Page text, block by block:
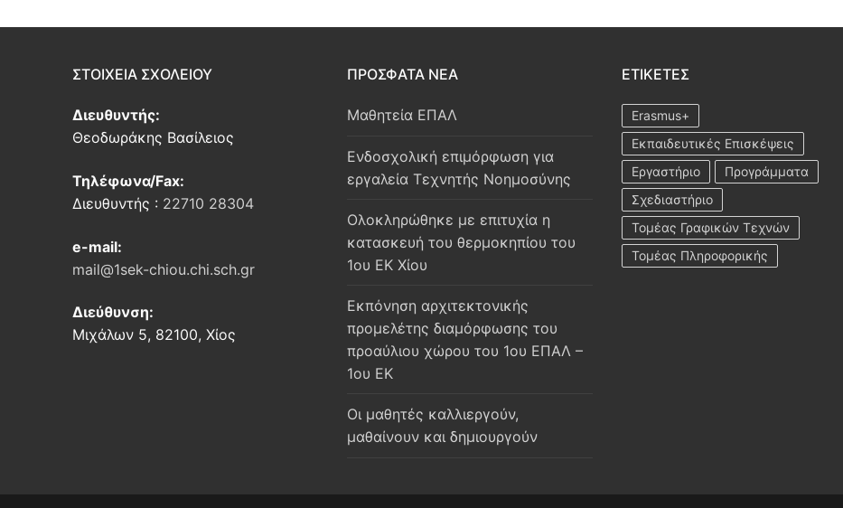
ΣΤΟΙΧΕΙΑ ΣΧΟΛΕΙΟΥ
Διευθυντής:
Θεοδωράκης Βασίλειος
Τηλέφωνα/Fax:
Διευθυντής : 22710 28304
e-mail:
mail@1sek-chiou.chi.sch.gr
Διεύθυνση:
Μιχάλων 5, 82100, Χίος
ΠΡΟΣΦΑΤΑ ΝΕΑ
Μαθητεία ΕΠΑΛ
Ενδοσχολική επιμόρφωση για
εργαλεία Τεχνητής Νοημοσύνης
Oλοκληρώθηκε με επιτυχία η
κατασκευή του θερμοκηπίου του
1ου ΕΚ Χίου
Εκπόνηση αρχιτεκτονικής
προμελέτης διαμόρφωσης του
προαύλιου χώρου του 1ου ΕΠΑΛ –
1ου ΕΚ
Οι μαθητές καλλιεργούν,
μαθαίνουν και δημιουργούν
ΕΤΙΚΈΤΕΣ
Erasmus+
Εκπαιδευτικές Επισκέψεις
Εργαστήριο
Προγράμματα
Σχεδιαστήριο
Τομέας Γραφικών Τεχνών
Τομέας Πληροφορικής